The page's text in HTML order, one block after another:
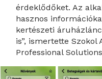
érdeklődőket. Az
hasznos
kertészeti
is”, ismertette Szokol
Professional